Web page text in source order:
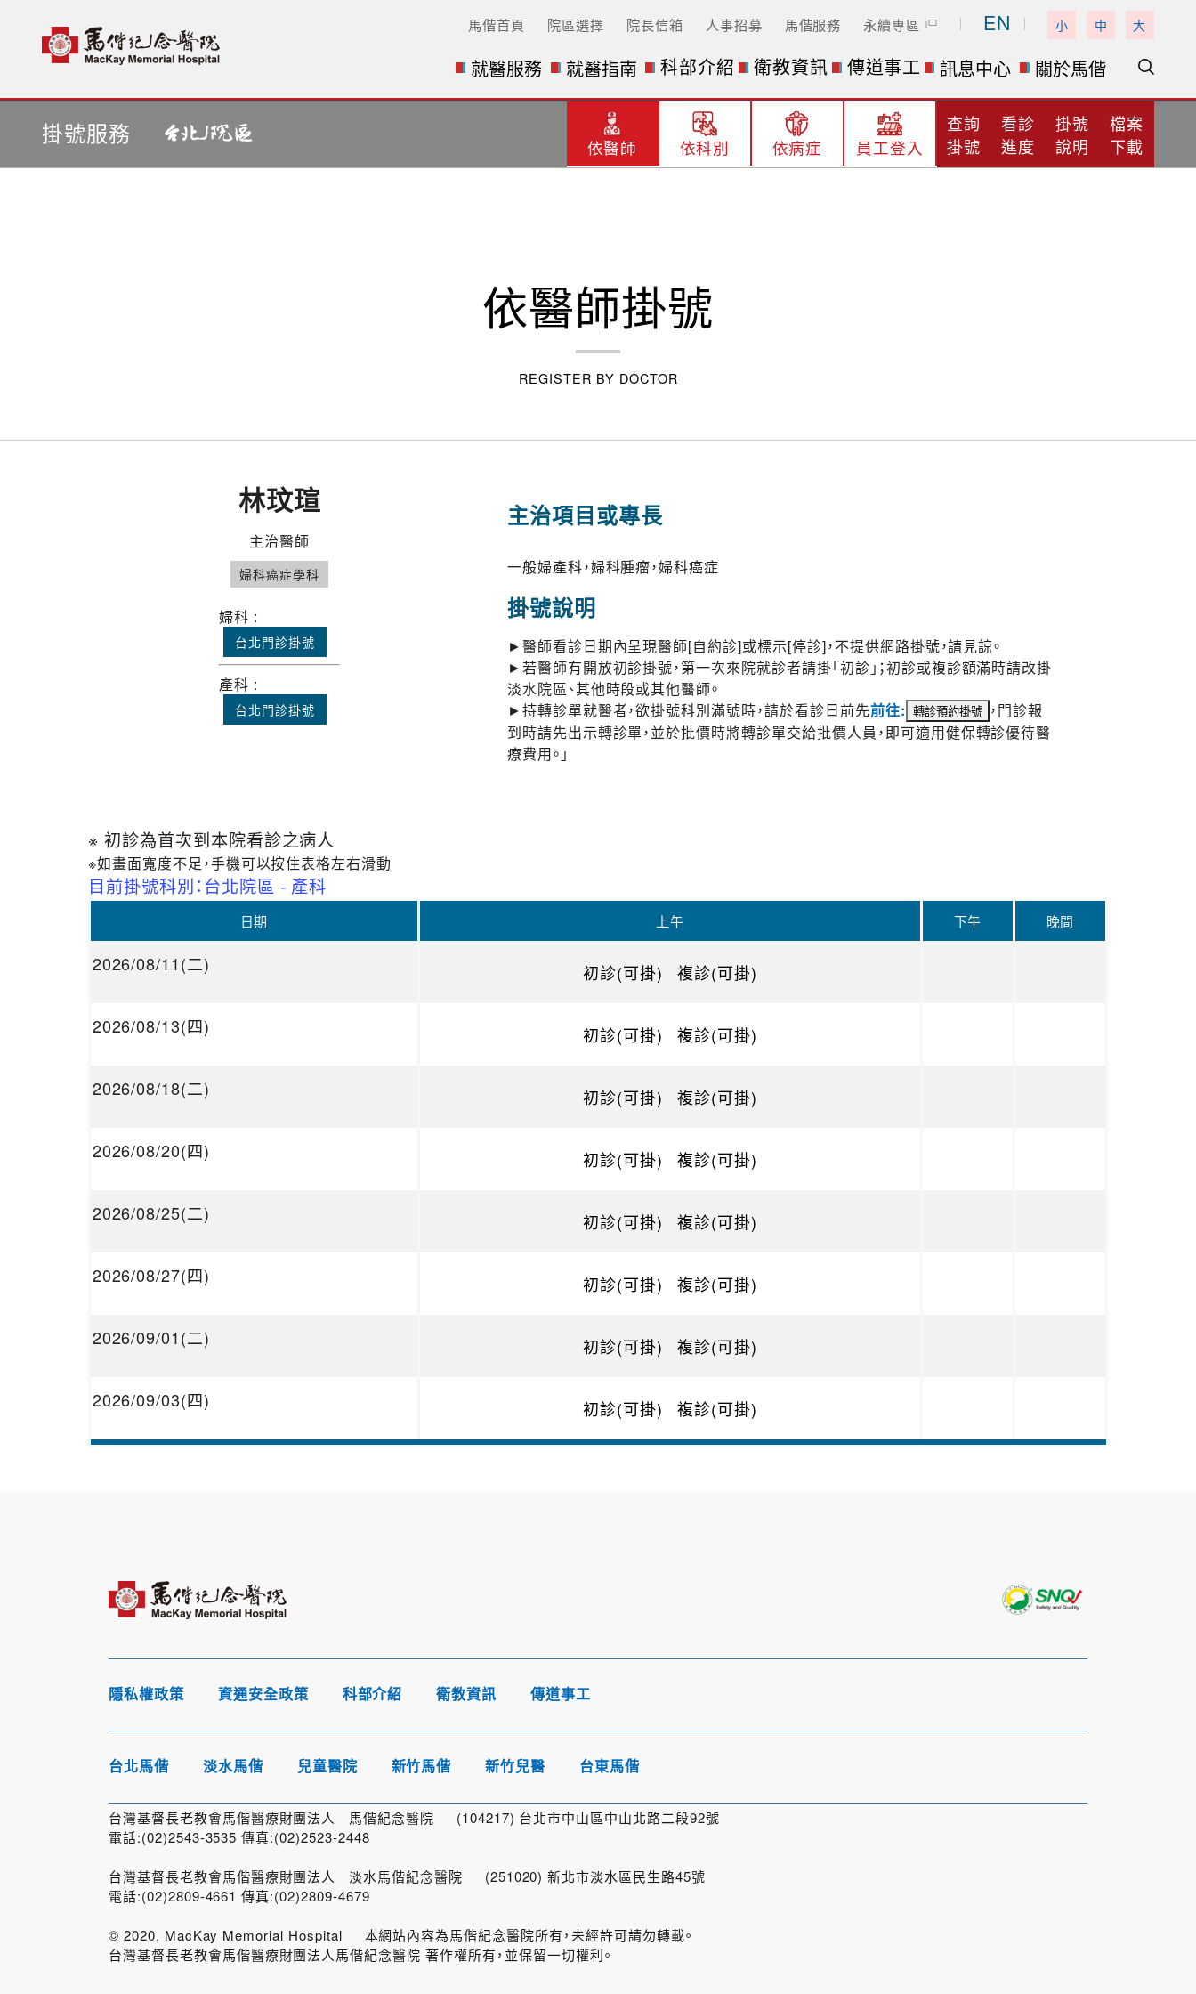
馬偕首頁 院區選擇 院長信箱 人事招募 馬偕服務 永續專區 EN 小 中 大
就醫服務 就醫指南 科部介紹 衛教資訊 傳道事工 訊息中心 關於馬偕
掛號服務 依醫師 依科別 依病症 員工登入
查詢
掛號
看診
進度
掛號
說明
檔案
下載
依醫師掛號
REGISTER BY DOCTOR
林玟瑄
主治醫師
婦科癌症學科
婦科 :
台北門診掛號
產科 :
台北門診掛號
主治項目或專長
一般婦產科，婦科腫瘤，婦科癌症
掛號說明
►醫師看診日期內呈現醫師[自約診]或標示[停診]，不提供網路掛號，請見諒。
►若醫師有開放初診掛號，第一次來院就診者請掛「初診」；初診或複診額滿時請改掛
淡水院區、其他時段或其他醫師。
►持轉診單就醫者，欲掛號科別滿號時，請於看診日前先前往:
，門診報
到時請先出示轉診單，並於批價時將轉診單交給批價人員，即可適用健保轉診優待醫
療費用。」
※ 初診為首次到本院看診之病人
※如畫面寬度不足，手機可以按住表格左右滑動
目前掛號科別：台北院區 - 產科
日期 上午 下午 晚間
2026/08/11(二) 初診(可掛) 複診(可掛)
2026/08/13(四) 初診(可掛) 複診(可掛)
2026/08/18(二) 初診(可掛) 複診(可掛)
2026/08/20(四) 初診(可掛) 複診(可掛)
2026/08/25(二) 初診(可掛) 複診(可掛)
2026/08/27(四) 初診(可掛) 複診(可掛)
2026/09/01(二) 初診(可掛) 複診(可掛)
2026/09/03(四) 初診(可掛) 複診(可掛)
隱私權政策 資通安全政策 科部介紹 衛教資訊 傳道事工
台北馬偕 淡水馬偕 兒童醫院 新竹馬偕 新竹兒醫 台東馬偕
台灣基督長老教會馬偕醫療財團法人 馬偕紀念醫院 (104217) 台北市中山區中山北路二段92號
電話:(02)2543-3535 傳真:(02)2523-2448
台灣基督長老教會馬偕醫療財團法人 淡水馬偕紀念醫院 (251020) 新北市淡水區民生路45號
電話:(02)2809-4661 傳真:(02)2809-4679
© 2020, MacKay Memorial Hospital 本網站內容為馬偕紀念醫院所有，未經許可請勿轉載。
台灣基督長老教會馬偕醫療財團法人馬偕紀念醫院 著作權所有，並保留一切權利。